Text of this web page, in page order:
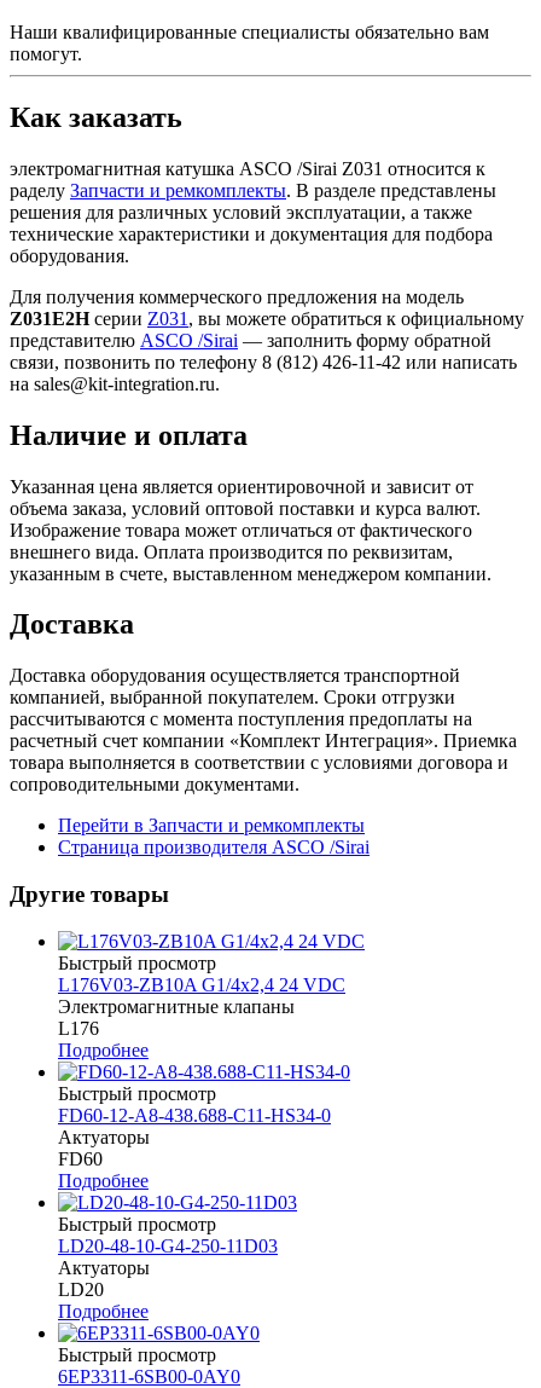
Наши квалифицированные специалисты обязательно вам
помогут.
Как заказать
электромагнитная катушка ASCO /Sirai Z031 относится к
раделу Запчасти и ремкомплекты. В разделе представлены
решения для различных условий эксплуатации, а также
технические характеристики и документация для подбора
оборудования.
Для получения коммерческого предложения на модель
Z031E2Hсерии Z031 , вы можете обратиться к официальному
представителю ASCO /Sirai — заполнить форму обратной
связи, позвонить по телефону 8 (812) 426-11-42 или написать
на sales@kit-integration.ru.
Наличие и оплата
Указанная цена является ориентировочной и зависит от
объема заказа, условий оптовой поставки и курса валют.
Изображение товара может отличаться от фактического
внешнего вида. Оплата производится по реквизитам,
указанным в счете, выставленном менеджером компании.
Доставка
Доставка оборудования осуществляется транспортной
компанией, выбранной покупателем. Сроки отгрузки
рассчитываются с момента поступления предоплаты на
расчетный счет компании «Комплект Интеграция». Приемка
товара выполняется в соответствии с условиями договора и
сопроводительными документами.
Перейти в Запчасти и ремкомплекты
Страница производителя ASCO /Sirai
Другие товары
Быстрый просмотр
L176V03-ZB10A G1/4x2,4 24 VDC
Электромагнитные клапаны
L176
Подробнее
Быстрый просмотр
FD60-12-A8-438.688-C11-HS34-0
Актуаторы
FD60
Подробнее
Быстрый просмотр
LD20-48-10-G4-250-11D03
Актуаторы
LD20
Подробнее
Быстрый просмотр
6EP3311-6SB00-0AY0